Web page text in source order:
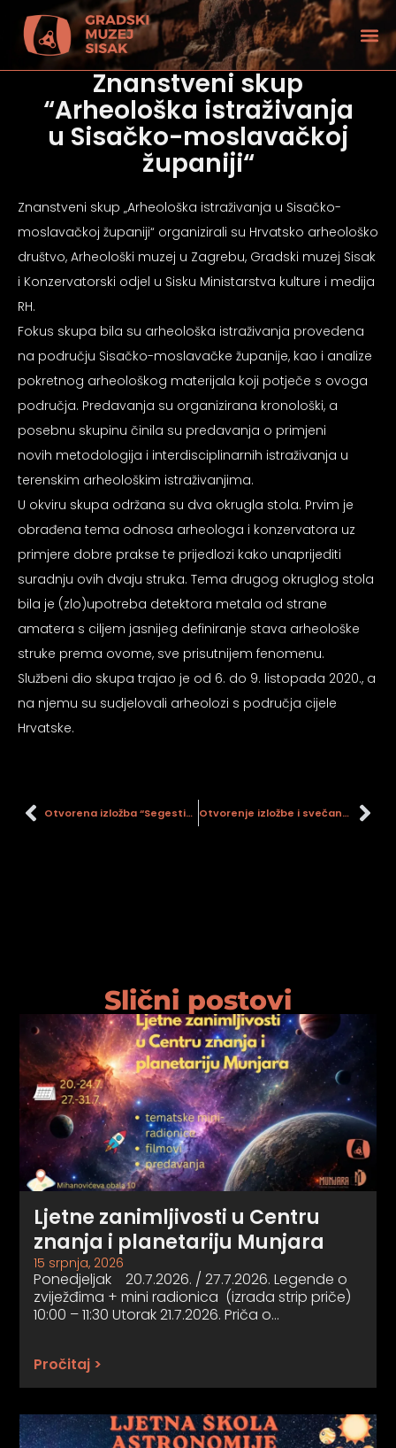
Znanstveni skup
“Arheološka istraživanja
u Sisačko-moslavačkoj
županiji“
Znanstveni skup „Arheološka istraživanja u Sisačko-
moslavačkoj županiji“ organizirali su Hrvatsko arheološko
društvo, Arheološki muzej u Zagrebu, Gradski muzej Sisak
i Konzervatorski odjel u Sisku Ministarstva kulture i medija
RH.
Fokus skupa bila su arheološka istraživanja provedena
na području Sisačko-moslavačke županije, kao i analize
pokretnog arheološkog materijala koji potječe s ovoga
područja. Predavanja su organizirana kronološki, a
posebnu skupinu činila su predavanja o primjeni
novih metodologija i interdisciplinarnih istraživanja u
terenskim arheološkim istraživanjima.
U okviru skupa održana su dva okrugla stola. Prvim je
obrađena tema odnosa arheologa i konzervatora uz
primjere dobre prakse te prijedlozi kako unaprijediti
suradnju ovih dvaju struka. Tema drugog okruglog stola
bila je (zlo)upotreba detektora metala od strane
amatera s ciljem jasnijeg definiranje stava arheološke
struke prema ovome, sve prisutnijem fenomenu.
Službeni dio skupa trajao je od 6. do 9. listopada 2020., a
na njemu su sudjelovali arheolozi s područja cijele
Hrvatske.
Otvorena izložba “Segestika i Siscija – naselje s početka povijesti” Otvorenje izložbe i svečana dodjela nagrade “Tošo Dabac” u Holandskoj kući
Slični postovi
Ljetne zanimljivosti u Centru
znanja i planetariju Munjara
15 srpnja, 2026
Ponedjeljak 20.7.2026. / 27.7.2026. Legende o
zviježđima + mini radionica (izrada strip priče)
10:00 – 11:30 Utorak 21.7.2026. Priča o…
Pročitaj >
vida